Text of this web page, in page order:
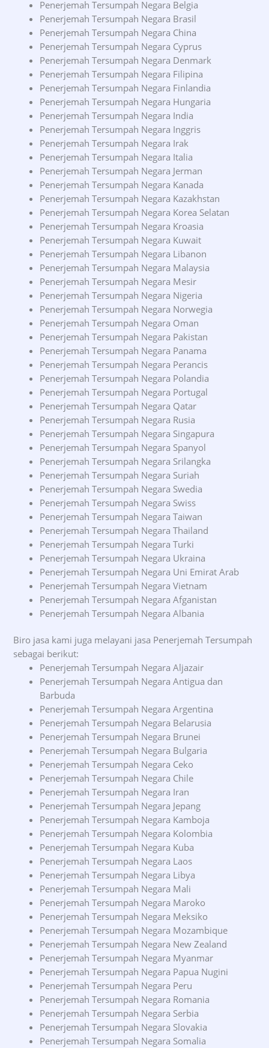
Penerjemah Tersumpah Negara Belgia
Penerjemah Tersumpah Negara Brasil
Penerjemah Tersumpah Negara China
Penerjemah Tersumpah Negara Cyprus
Penerjemah Tersumpah Negara Denmark
Penerjemah Tersumpah Negara Filipina
Penerjemah Tersumpah Negara Finlandia
Penerjemah Tersumpah Negara Hungaria
Penerjemah Tersumpah Negara India
Penerjemah Tersumpah Negara Inggris
Penerjemah Tersumpah Negara Irak
Penerjemah Tersumpah Negara Italia
Penerjemah Tersumpah Negara Jerman
Penerjemah Tersumpah Negara Kanada
Penerjemah Tersumpah Negara Kazakhstan
Penerjemah Tersumpah Negara Korea Selatan
Penerjemah Tersumpah Negara Kroasia
Penerjemah Tersumpah Negara Kuwait
Penerjemah Tersumpah Negara Libanon
Penerjemah Tersumpah Negara Malaysia
Penerjemah Tersumpah Negara Mesir
Penerjemah Tersumpah Negara Nigeria
Penerjemah Tersumpah Negara Norwegia
Penerjemah Tersumpah Negara Oman
Penerjemah Tersumpah Negara Pakistan
Penerjemah Tersumpah Negara Panama
Penerjemah Tersumpah Negara Perancis
Penerjemah Tersumpah Negara Polandia
Penerjemah Tersumpah Negara Portugal
Penerjemah Tersumpah Negara Qatar
Penerjemah Tersumpah Negara Rusia
Penerjemah Tersumpah Negara Singapura
Penerjemah Tersumpah Negara Spanyol
Penerjemah Tersumpah Negara Srilangka
Penerjemah Tersumpah Negara Suriah
Penerjemah Tersumpah Negara Swedia
Penerjemah Tersumpah Negara Swiss
Penerjemah Tersumpah Negara Taiwan
Penerjemah Tersumpah Negara Thailand
Penerjemah Tersumpah Negara Turki
Penerjemah Tersumpah Negara Ukraina
Penerjemah Tersumpah Negara Uni Emirat Arab
Penerjemah Tersumpah Negara Vietnam
Penerjemah Tersumpah Negara Afganistan
Penerjemah Tersumpah Negara Albania
Biro jasa kami juga melayani jasa Penerjemah Tersumpah
sebagai berikut:
Penerjemah Tersumpah Negara Aljazair
Penerjemah Tersumpah Negara Antigua dan
Barbuda
Penerjemah Tersumpah Negara Argentina
Penerjemah Tersumpah Negara Belarusia
Penerjemah Tersumpah Negara Brunei
Penerjemah Tersumpah Negara Bulgaria
Penerjemah Tersumpah Negara Ceko
Penerjemah Tersumpah Negara Chile
Penerjemah Tersumpah Negara Iran
Penerjemah Tersumpah Negara Jepang
Penerjemah Tersumpah Negara Kamboja
Penerjemah Tersumpah Negara Kolombia
Penerjemah Tersumpah Negara Kuba
Penerjemah Tersumpah Negara Laos
Penerjemah Tersumpah Negara Libya
Penerjemah Tersumpah Negara Mali
Penerjemah Tersumpah Negara Maroko
Penerjemah Tersumpah Negara Meksiko
Penerjemah Tersumpah Negara Mozambique
Penerjemah Tersumpah Negara New Zealand
Penerjemah Tersumpah Negara Myanmar
Penerjemah Tersumpah Negara Papua Nugini
Penerjemah Tersumpah Negara Peru
Penerjemah Tersumpah Negara Romania
Penerjemah Tersumpah Negara Serbia
Penerjemah Tersumpah Negara Slovakia
Penerjemah Tersumpah Negara Somalia